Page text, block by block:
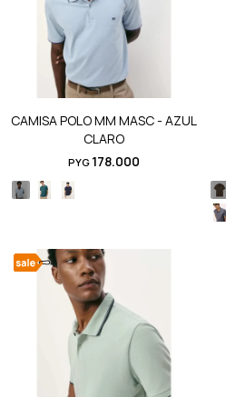
CAMISA POLO MM MASC - AZUL
CLARO
PYG 178.000